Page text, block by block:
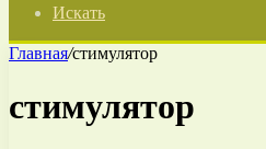
Искать
Главная/стимулятор
стимулятор